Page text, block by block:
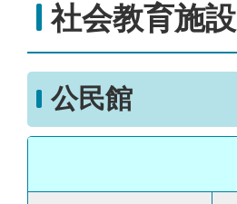
社会教育施設
公民館